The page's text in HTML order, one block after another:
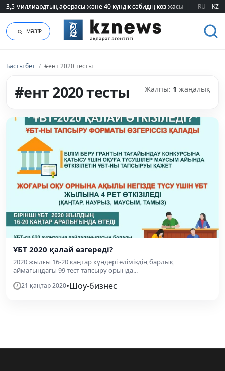
3,5 миллиардтың аферасы және 40 күндік сәбидің көз жасы:
3,5 миллиардтың аферасы және 40 күндік сәбидің көз жасы: RU KZ
МӘЗІР
Басты бет / #ент 2020 тесты
#ент 2020 тесты Жалпы: 1 жаңалық
ҰБТ 2020 қалай өзгереді?
2020 жылғы 16-20 қаңтар күндері еліміздің барлық
аймағындағы 99 тест тапсыру орында...
21 қаңтар 2020•Шоу-бизнес